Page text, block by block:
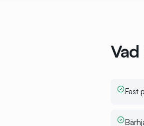
Vad
Fast